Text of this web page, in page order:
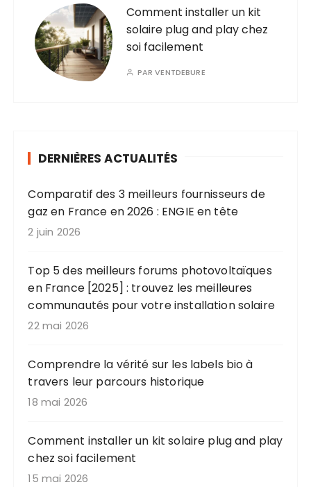
Comment installer un kit
solaire plug and play chez
soi facilement
PARVENTDEBURE
DERNIÈRES ACTUALITÉS
Comparatif des 3 meilleurs fournisseurs de
gaz en France en 2026 : ENGIE en tête
2 juin 2026
Top 5 des meilleurs forums photovoltaïques
en France [2025] : trouvez les meilleures
communautés pour votre installation solaire
22 mai 2026
Comprendre la vérité sur les labels bio à
travers leur parcours historique
18 mai 2026
Comment installer un kit solaire plug and play
chez soi facilement
15 mai 2026